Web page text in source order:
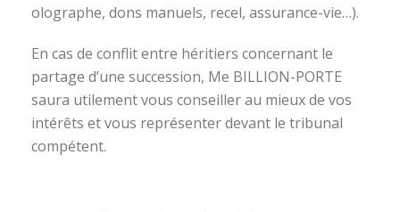
olographe, dons manuels, recel, assurance-vie…).
En cas de conflit entre héritiers concernant le
partage d’une succession, Me BILLION-PORTE
saura utilement vous conseiller au mieux de vos
intérêts et vous représenter devant le tribunal
compétent.